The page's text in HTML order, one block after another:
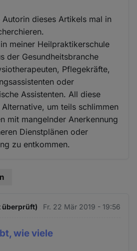
dieses Artikels mal in
meiner Heilpraktikerschule
der Gesundheitsbranche
Pflegekräfte,
oder
Assistenten. All diese
um teils schlimmen
mit mangelnder Anerkennung
Dienstplänen oder
zu entkommen.
überprüft) Fr. 22 Mär 2019 - 19:56
wie viele